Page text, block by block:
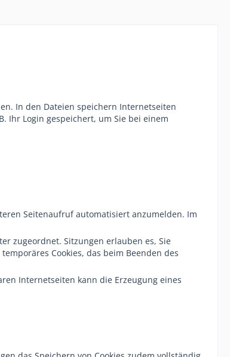
In den Dateien speichern Internetseiten
Ihr Login gespeichert, um Sie bei einem
Seitenaufruf automatisiert anzumelden. Im
zugeordnet. Sitzungen erlauben es, Sie
Cookies, das beim Beenden des
Internetseiten kann die Erzeugung eines